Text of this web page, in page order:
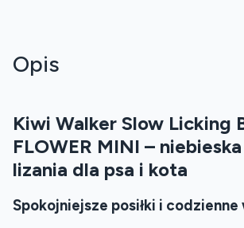
Opis
Kiwi Walker Slow Licking
FLOWER MINI –
lizania dla psa i kota
Spokojniejsze posiłki i